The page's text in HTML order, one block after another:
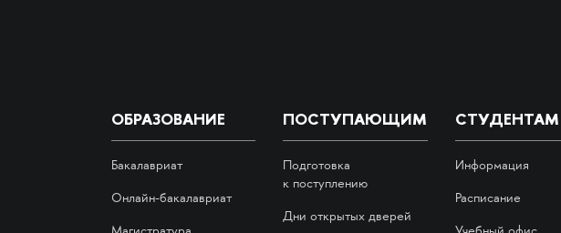
ОБРАЗОВАНИЕ
Бакалавриат
Онлайн-бакалавриат
ПОСТУПАЮЩИМ
Подготовка
к поступлению
Дни открытых дверей
СТУДЕНТАМ
Информация
Расписание